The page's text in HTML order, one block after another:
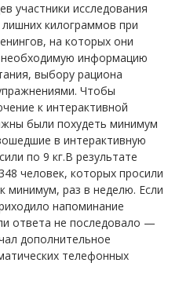
участники исследования
килограммов при
на которых они
необходимую информацию
выбору рациона
Чтобы
к интерактивной
были похудеть минимум
в интерактивную
по 9 кг.В результате
человек, которых просили
минимум, раз в неделю. Если
напоминание
ответа не последовало —
дополнительное
телефонных